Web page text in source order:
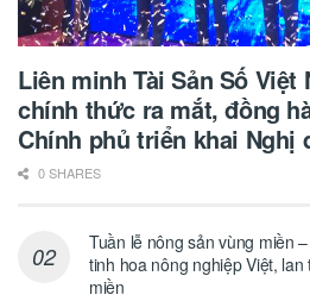
Liên minh Tài Sản Số Việt
chính thức ra mắt, đồng
Chính phủ triển khai Nghị
0 SHARES
Tuần lễ nông sản vùng miền
tinh hoa nông nghiệp Việt,
miền